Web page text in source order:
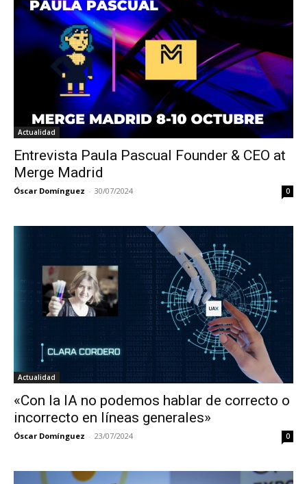
Actualidad
Entrevista Paula Pascual Founder & CEO at
Merge Madrid
Óscar Domínguez - 30/07/2024 0
Actualidad
«Con la IA no podemos hablar de correcto o
incorrecto en líneas generales»
Óscar Domínguez - 23/07/2024 0